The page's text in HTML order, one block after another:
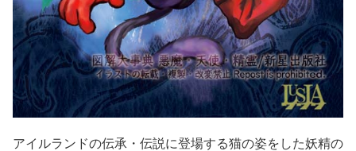
アイルランドの伝承・伝説に登場する猫の姿をした妖精の